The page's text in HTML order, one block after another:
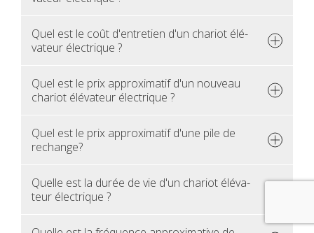
Quel est le coût d'en­tre­tien d'un cha­riot élé­
va­teur élec­trique ?
Quel est le prix approxi­ma­tif d'un nou­veau
cha­riot élé­va­teur élec­trique ?
Quel est le prix approxi­ma­tif d'une pile de
rechange?
Quelle est la durée de vie d'un cha­riot élé­va­
teur élec­trique ?